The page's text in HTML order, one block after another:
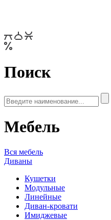
Поиск
Мебель
Вся мебель
Диваны
Кушетки
Модульные
Линейные
Диван-кровати
Имиджевые